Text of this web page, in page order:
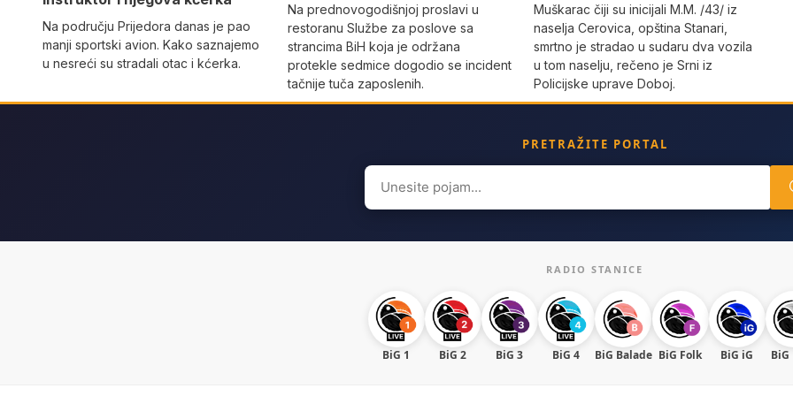
Na području Prijedora danas je pao
manji sportski avion. Kako saznajemo
u nesreći su stradali otac i kćerka.
Na prednovogodišnjoj proslavi u
restoranu Službe za poslove sa
strancima BiH koja je održana
protekle sedmice dogodio se incident
tačnije tuča zaposlenih.
Muškarac čiji su inicijali M.M. /43/ iz
naselja Cerovica, opština Stanari,
smrtno je stradao u sudaru dva vozila
u tom naselju, rečeno je Srni iz
Policijske uprave Doboj.
PRETRAŽITE PORTAL
Search
for:
RADIO STANICE
BiG 1 BiG 2 BiG 3 BiG 4 BiG Balade BiG Folk BiG iG BiG